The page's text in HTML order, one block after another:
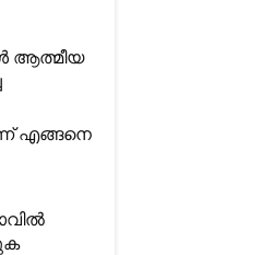
ആത്മീയ
എങ്ങനെ